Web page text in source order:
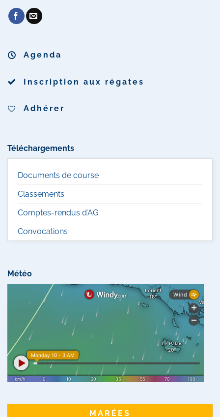
Agenda
Inscription aux régates
Adhérer
Téléchargements
Documents de course
Classements
Comptes-rendus d’AG
Convocations
Météo
MARÉES